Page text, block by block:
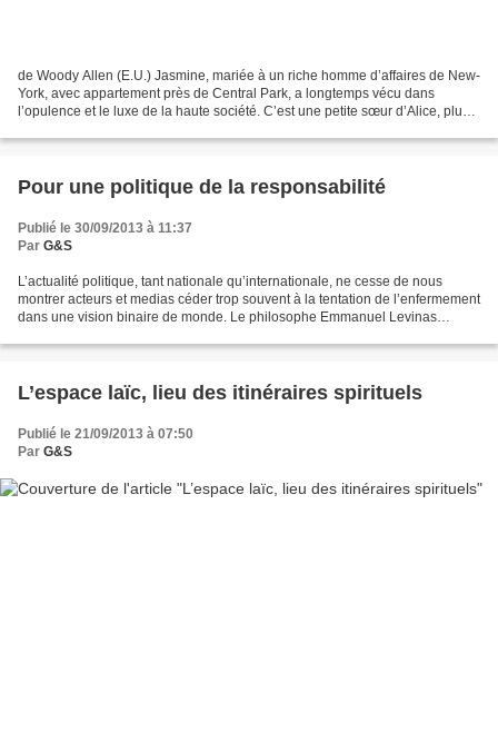
de Woody Allen (E.U.) Jasmine, mariée à un riche homme d’affaires de New-
York, avec appartement près de Central Park, a longtemps vécu dans
l’opulence et le luxe de la haute société. C’est une petite sœur d’Alice, plus
Pour une politique de la responsabilité
Publié le 30/09/2013 à 11:37
Par G&S
L’actualité politique, tant nationale qu’internationale, ne cesse de nous
montrer acteurs et medias céder trop souvent à la tentation de l’enfermement
dans une vision binaire de monde. Le philosophe Emmanuel Levinas
L’espace laïc, lieu des itinéraires spirituels
Publié le 21/09/2013 à 07:50
Par G&S